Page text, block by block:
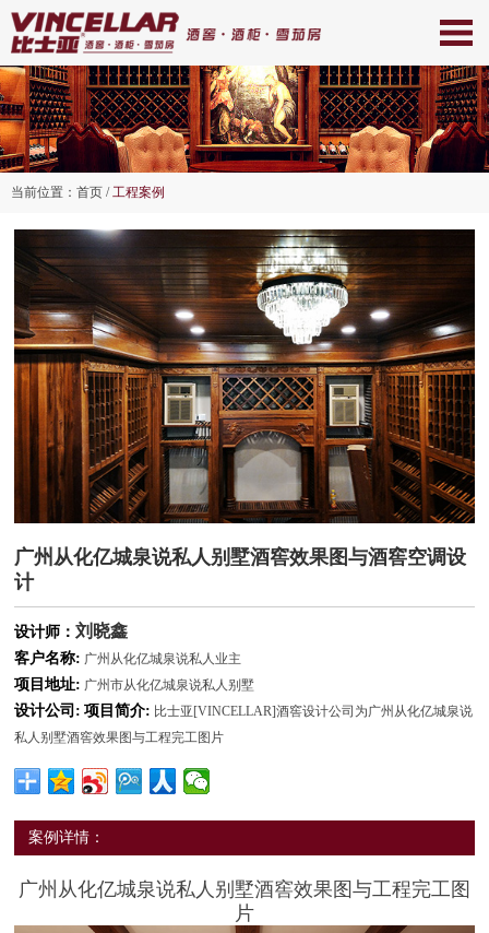
当前位置： 首页 /工程案例
广州从化亿城泉说私人别墅酒窖效果图与酒窖空调设
计
设计师： 刘晓鑫
客户名称: 广州从化亿城泉说私人业主
项目地址: 广州市从化亿城泉说私人别墅
设计公司: 项目简介: 比士亚[VINCELLAR]酒窖设计公司为广州从化亿城泉说
私人别墅酒窖效果图与工程完工图片
案例详情：
广州从化亿城泉说私人别墅酒窖效果图与工程完工图
片